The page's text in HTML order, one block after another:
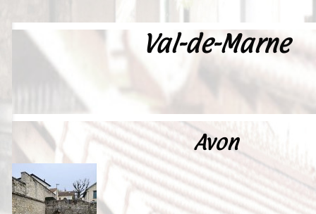
France
Europe
Videos--Lavoirs
Un Peu d'Histoire
Outils-des-Lavandières
Val-de-Marne
Avon